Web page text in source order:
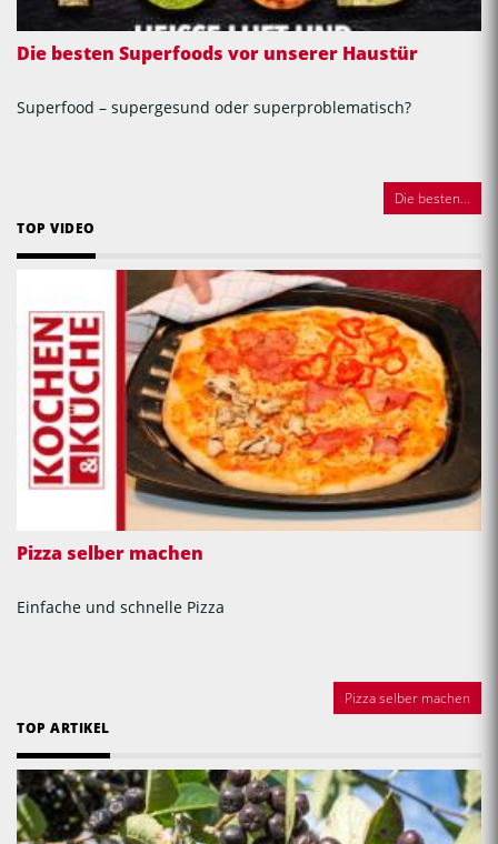
Die besten Superfoods vor unserer Haustür
Superfood – supergesund oder superproblematisch?
Die besten...
TOP VIDEO
Pizza selber machen
Einfache und schnelle Pizza
Pizza selber machen
TOP ARTIKEL